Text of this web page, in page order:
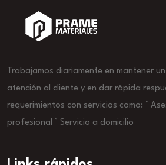
Trabajamos diariamente en mantener
atención al cliente y en dar rápida
requerimientos con servicios como: °
profesional ° Servicio a domicilio